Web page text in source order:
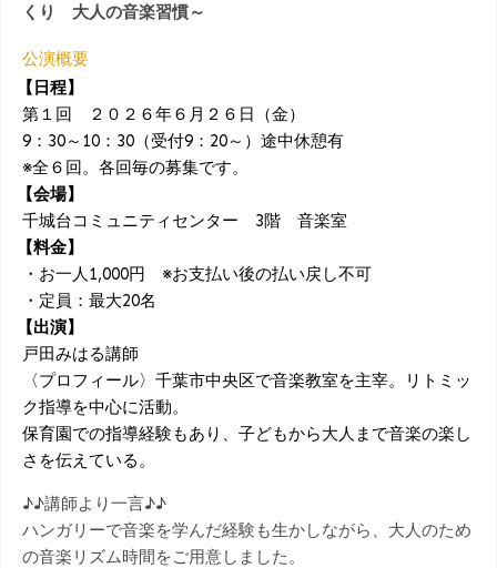
くり 大人の音楽習慣～
公演概要
【日程】
第１回 ２０２６年６月２６日（金）
9：30～10：30（受付9：20～）途中休憩有
※全６回。各回毎の募集です。
【会場】
千城台コミュニティセンター 3階 音楽室
【料金】
・お一人1,000円 ※お支払い後の払い戻し不可
・定員：最大20名
【出演】
戸田みはる講師
〈プロフィール〉千葉市中央区で音楽教室を主宰。リトミッ
ク指導を中心に活動。
保育園での指導経験もあり、子どもから大人まで音楽の楽し
さを伝えている。
♪♪講師より一言♪♪
ハンガリーで音楽を学んだ経験も生かしながら、大人のため
の音楽リズム時間をご用意しました。